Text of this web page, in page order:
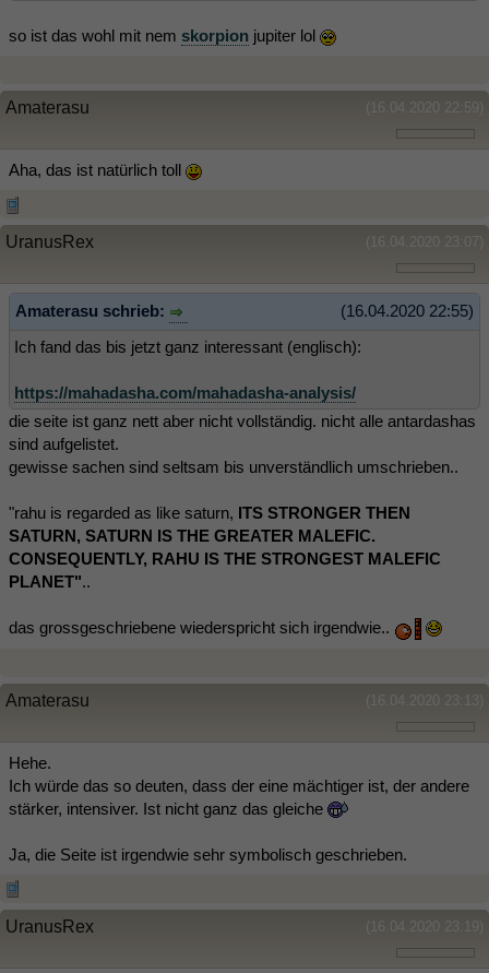
so ist das wohl mit nem skorpion jupiter lol
(16.04.2020 22:59)
Amaterasu
Aha, das ist natürlich toll
(16.04.2020 23:07)
UranusRex
(16.04.2020 22:55)
Amaterasu schrieb:
Ich fand das bis jetzt ganz interessant (englisch):
https://mahadasha.com/mahadasha-analysis/
die seite ist ganz nett aber nicht vollständig. nicht alle antardashas
sind aufgelistet.
gewisse sachen sind seltsam bis unverständlich umschrieben..
"rahu is regarded as like saturn, ITS STRONGER THEN
SATURN, SATURN IS THE GREATER MALEFIC.
CONSEQUENTLY, RAHU IS THE STRONGEST MALEFIC
PLANET"..
das grossgeschriebene wiederspricht sich irgendwie..
(16.04.2020 23:13)
Amaterasu
Hehe.
Ich würde das so deuten, dass der eine mächtiger ist, der andere
stärker, intensiver. Ist nicht ganz das gleiche
Ja, die Seite ist irgendwie sehr symbolisch geschrieben.
(16.04.2020 23:19)
UranusRex